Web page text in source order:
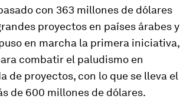
con 363 millones de dólares
proyectos en países árabes y
en marcha la primera iniciativa,
combatir el paludismo en
de proyectos, con lo que se lleva el
de 600 millones de dólares.